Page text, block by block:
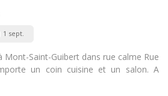
1 sept.
Mont-Saint-Guibert dans rue calme Rue
un coin cuisine et un salon. A